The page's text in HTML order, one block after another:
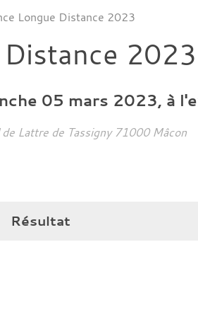
Longue Distance 2023
2023
05 mars 2023, à
Lattre de Tassigny 71000 Mâcon
Résultat